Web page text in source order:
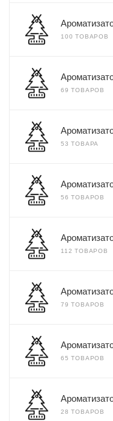
100 ТОВАРОВ
69 ТОВАРОВ
53 ТОВАРА
56 ТОВАРОВ
112 ТОВАРОВ
79 ТОВАРОВ
65 ТОВАРОВ
28 ТОВАРОВ